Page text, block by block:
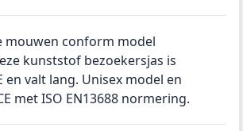
mouwen conform model
kunststof bezoekersjas is
en valt lang. Unisex model en
met ISO EN13688 normering.